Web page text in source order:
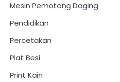
Mesin Pemotong Daging
Pendidikan
Percetakan
Plat Besi
Print Kain